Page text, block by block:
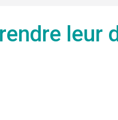
leur